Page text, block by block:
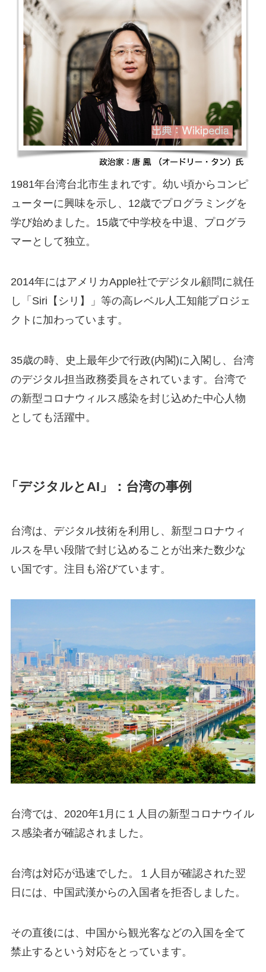
1981年台湾台北市生まれです。幼い頃からコンピ
ューターに興味を示し、 12歳でプログラミングを
学び始めました。 15歳で中学校を中退、プログラ
マーとして独立。
2014年にはアメリカApple社でデジタル顧問に就任
し「 Siri【シリ】」 等の高レベル人工知能プロジェ
クトに加わっています。
35歳の時、史上最年少で行政(内閣)に入閣し、台湾
のデジタル担当政務委員をされています。台湾で
の新型コロナウィルス感染を封じ込めた中心人物
としても活躍中。
「デジタルとAI」：台湾の事例
台湾は、デジタル技術を利用し、新型コロナウィ
ルスを早い段階で封じ込めることが出来た数少な
い国です。注目も浴びています。
台湾では、2020年1月に１人目の新型コロナウイル
ス感染者が確認されました。
台湾は対応が迅速でした。１人目が確認された翌
日には、中国武漢からの入国者を拒否しました。
その直後には、中国から観光客などの入国を全て
禁止するという対応をとっています。